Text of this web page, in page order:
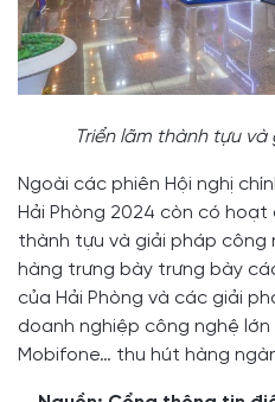
Triển lãm thành tựu
Ngoài các phiên Hội nghị
Hải Phòng 2024 còn có hoạt
thành tựu và giải pháp công
hàng trưng bày trưng bày
của Hải Phòng và các giải
doanh nghiệp công nghệ lớn
Mobifone… thu hút hàng